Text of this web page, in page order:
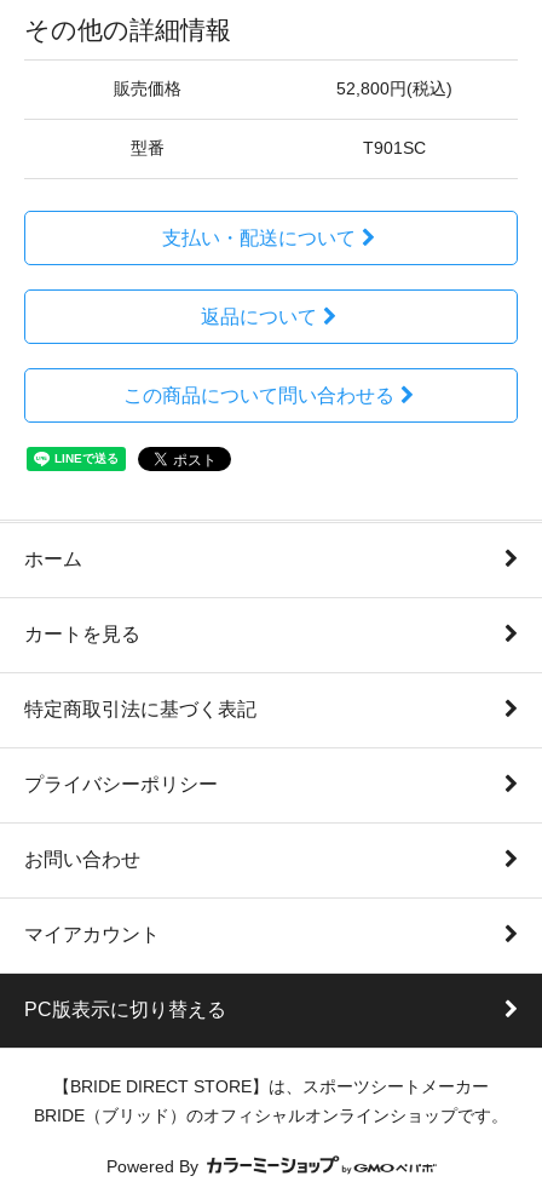
その他の詳細情報
販売価格 52,800円(税込)
型番 T901SC
支払い・配送について
返品について
この商品について問い合わせる
ホーム
カートを見る
特定商取引法に基づく表記
プライバシーポリシー
お問い合わせ
マイアカウント
PC版表示に切り替える
【BRIDE DIRECT STORE】は、スポーツシートメーカー
BRIDE（ブリッド）のオフィシャルオンラインショップです。
Powered By